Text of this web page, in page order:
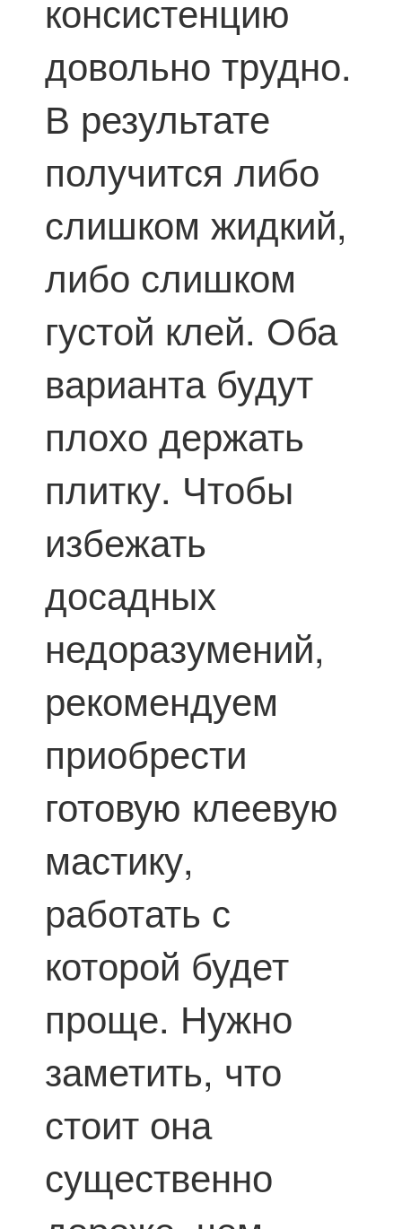
консистенцию
довольно трудно.
В результате
получится либо
слишком жидкий,
либо слишком
густой клей. Оба
варианта будут
плохо держать
плитку. Чтобы
избежать
досадных
недоразумений,
рекомендуем
приобрести
готовую клеевую
мастику,
работать с
которой будет
проще. Нужно
заметить, что
стоит она
существенно